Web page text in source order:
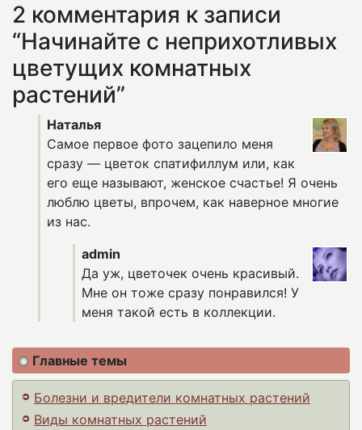
2 комментария к записи
“Начинайте с неприхотливых
цветущих комнатных
растений”
Наталья
Самое первое фото зацепило меня
сразу — цветок спатифиллум или, как
его еще называют, женское счастье! Я очень
люблю цветы, впрочем, как наверное многие
из нас.
admin
Да уж, цветочек очень красивый.
Мне он тоже сразу понравился! У
меня такой есть в коллекции.
Главные темы
Болезни и вредители комнатных растений
Виды комнатных растений